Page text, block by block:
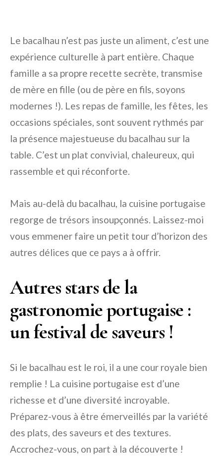
Le bacalhau n’est pas juste un aliment, c’est une
expérience culturelle à part entière. Chaque
famille a sa propre recette secrète, transmise
de mère en fille (ou de père en fils, soyons
modernes !). Les repas de famille, les fêtes, les
occasions spéciales, sont souvent rythmés par
la présence majestueuse du bacalhau sur la
table. C’est un plat convivial, chaleureux, qui
rassemble et qui réconforte.
Mais au-delà du bacalhau, la cuisine portugaise
regorge de trésors insoupçonnés. Laissez-moi
vous emmener faire un petit tour d’horizon des
autres délices que ce pays a à offrir.
Autres stars de la
gastronomie portugaise :
un festival de saveurs !
Si le bacalhau est le roi, il a une cour royale bien
remplie ! La cuisine portugaise est d’une
richesse et d’une diversité incroyable.
Préparez-vous à être émerveillés par la variété
des plats, des saveurs et des textures.
Accrochez-vous, on part à la découverte !